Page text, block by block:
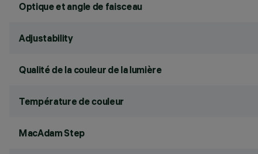
Optique et angle de faisceau
Adjustability
Qualité de la couleur de la lumière
Température de couleur
MacAdam Step